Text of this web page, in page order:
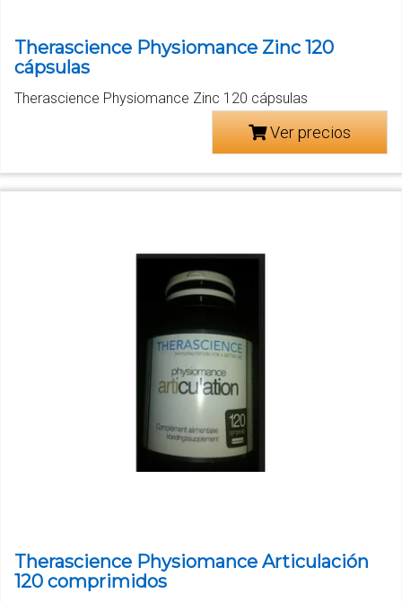
Therascience Physiomance Zinc 120
cápsulas
Therascience Physiomance Zinc 120 cápsulas
Ver precios
Therascience Physiomance Articulación
120 comprimidos